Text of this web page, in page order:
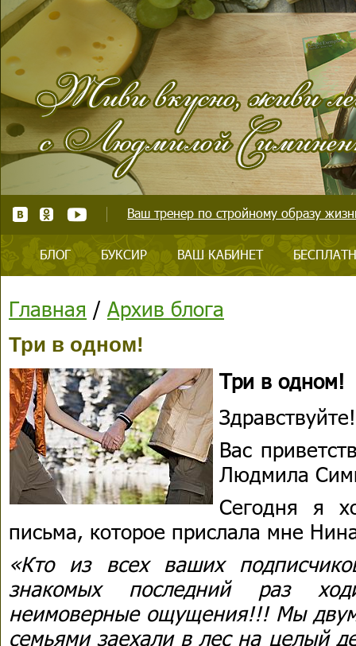
Ваш тренер по стройному образу
БЛОГ БУКСИР ВАШ КАБИНЕТ
Главная / Архив блога
Три в одном!
Три в одном!
Здравствуйте!
Вас
Людмила
Сегодня я
письма, которое прислала мне
«Кто из всех ваших
знакомых последний раз
неимоверные ощущения!!! Мы
семьями заехали в лес на целый